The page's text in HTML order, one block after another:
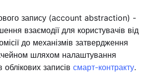
запису (аccount abstraction) -
взаємодії для користувачів від
до механізмів затвердження
шляхом налаштування
записів смарт-контракту.